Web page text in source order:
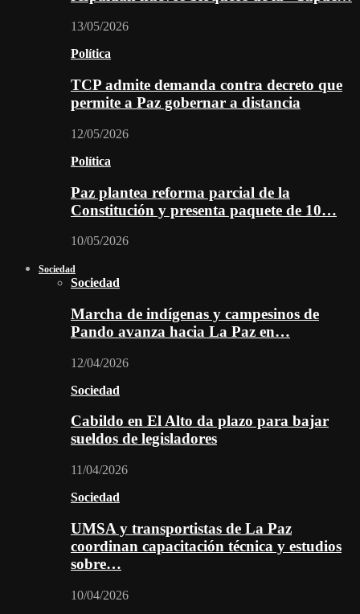
13/05/2026
Política
TCP admite demanda contra decreto que
permite a Paz gobernar a distancia
12/05/2026
Política
Paz plantea reforma parcial de la
Constitución y presenta paquete de 10…
10/05/2026
Sociedad
Sociedad
Marcha de indígenas y campesinos de
Pando avanza hacia La Paz en…
12/04/2026
Sociedad
Cabildo en El Alto da plazo para bajar
sueldos de legisladores
11/04/2026
Sociedad
UMSA y transportistas de La Paz
coordinan capacitación técnica y estudios
sobre…
10/04/2026